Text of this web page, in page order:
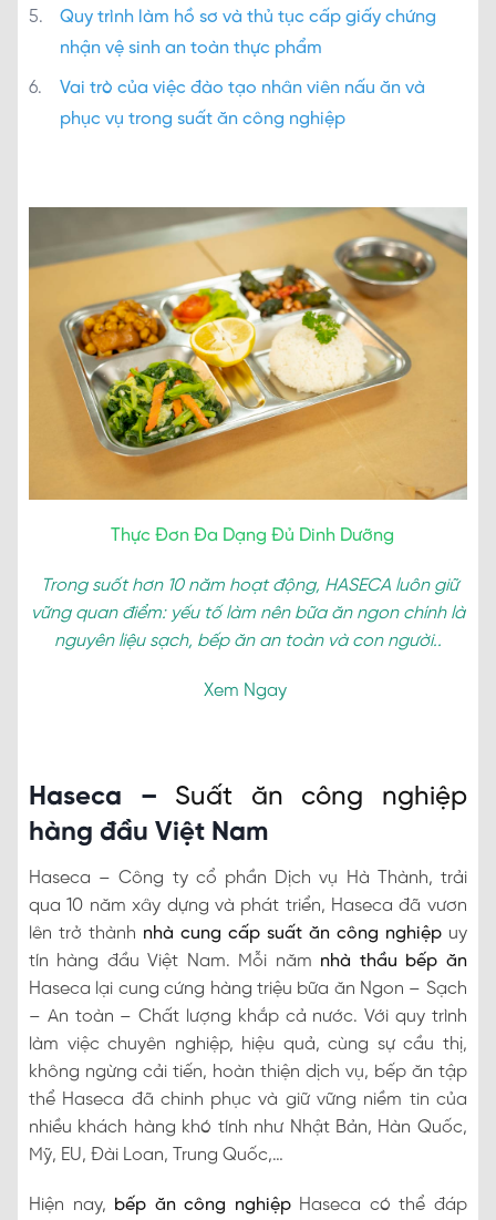
Quy trình làm hồ sơ và thủ tục cấp giấy chứng
nhận vệ sinh an toàn thực phẩm
Vai trò của việc đào tạo nhân viên nấu ăn và
phục vụ trong suất ăn công nghiệp
Thực Đơn Đa Dạng Đủ Dinh Dưỡng
Trong suốt hơn 10 năm hoạt động, HASECA luôn giữ
vững quan điểm: yếu tố làm nên bữa ăn ngon chính là
nguyên liệu sạch, bếp ăn an toàn và con người..
Xem Ngay
Haseca – Suất ăn công nghiệp
hàng đầu Việt Nam
Haseca – Công ty cổ phần Dịch vụ Hà Thành, trải
qua 10 năm xây dựng và phát triển, Haseca đã vươn
lên trở thành nhà cung cấp suất ăn công nghiệpuy
tín hàng đầu Việt Nam. Mỗi năm nhà thầu bếp ăn
Haseca lại cung cứng hàng triệu bữa ăn Ngon – Sạch
– An toàn – Chất lượng khắp cả nước. Với quy trình
làm việc chuyên nghiệp, hiệu quả, cùng sự cầu thị,
không ngừng cải tiến, hoàn thiện dịch vụ, bếp ăn tập
thể Haseca đã chinh phục và giữ vững niềm tin của
nhiều khách hàng khó tính như Nhật Bản, Hàn Quốc,
Mỹ, EU, Đài Loan, Trung Quốc,…
Hiện nay, bếp ăn công nghiệpHaseca có thể đáp